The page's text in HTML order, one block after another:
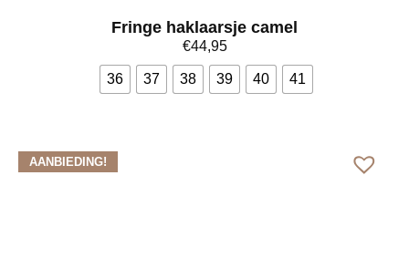
Fringe haklaarsje camel
€44,95
36 37 38 39 40 41
AANBIEDING!